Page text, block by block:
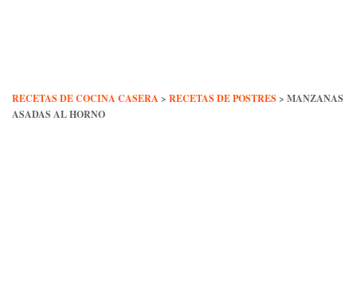
RECETAS DE COCINA CASERA > RECETAS DE POSTRES > MANZANAS
ASADAS AL HORNO